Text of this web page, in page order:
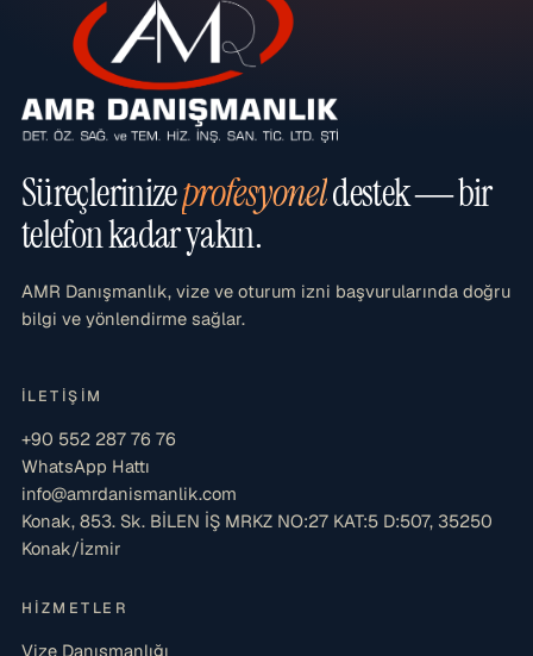
Süreçlerinizeprofesyoneldestek — bir
telefon kadar yakın.
AMR Danışmanlık, vize ve oturum izni başvurularında doğru
bilgi ve yönlendirme sağlar.
İLETIŞIM
+90 552 287 76 76
WhatsApp Hattı
info@amrdanismanlik.com
Konak, 853. Sk. BİLEN İŞ MRKZ NO:27 KAT:5 D:507, 35250
Konak/İzmir
HIZMETLER
Vize Danışmanlığı